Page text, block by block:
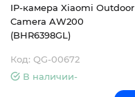
IP-камера Xiaomi Outdoor
Camera AW200
(BHR6398GL)
Код: QG-00672
В наличии-